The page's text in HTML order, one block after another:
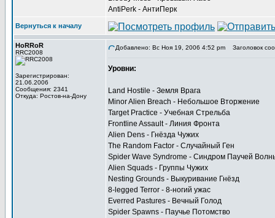
AntiPerk - АнтиПерк
Вернуться к началу
HoRRoR
RRC2008
Зарегистрирован:
21.06.2006
Сообщения: 2341
Откуда: Ростов-на-Дону
Добавлено: Вс Ноя 19, 2006 4:52 pm Заголовок
Уровни:
Land Hostile - Земля Врага
Minor Alien Breach - Небольшое Вторжение
Target Practice - Учебная Стрельба
Frontline Assault - Линия Фронта
Alien Dens - Гнёзда Чужих
The Random Factor - Случайный Ген
Spider Wave Syndrome - Синдром Паучей
Alien Squads - Группы Чужих
Nesting Grounds - Выкуривание Гнёзд
8-legged Terror - 8-ногий ужас
Everred Pastures - Вечный Голод
Spider Spawns - Паучье Потомство